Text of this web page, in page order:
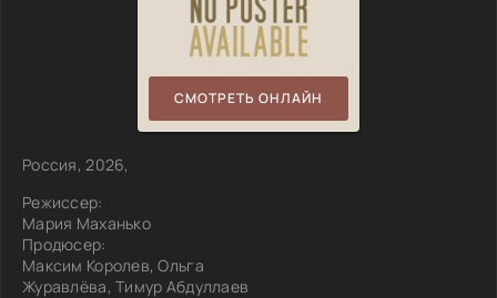
СМОТРЕТЬ ОНЛАЙН
Россия, 2026,
Режиссер:
Мария Маханько
Продюсер:
Максим Королев, Ольга
Журавлёва, Тимур Абдуллаев